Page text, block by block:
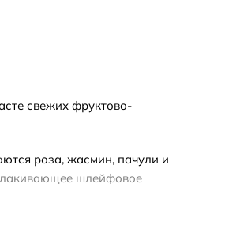
свежих фруктово-
роза, жасмин, пачули и
шлейфовое